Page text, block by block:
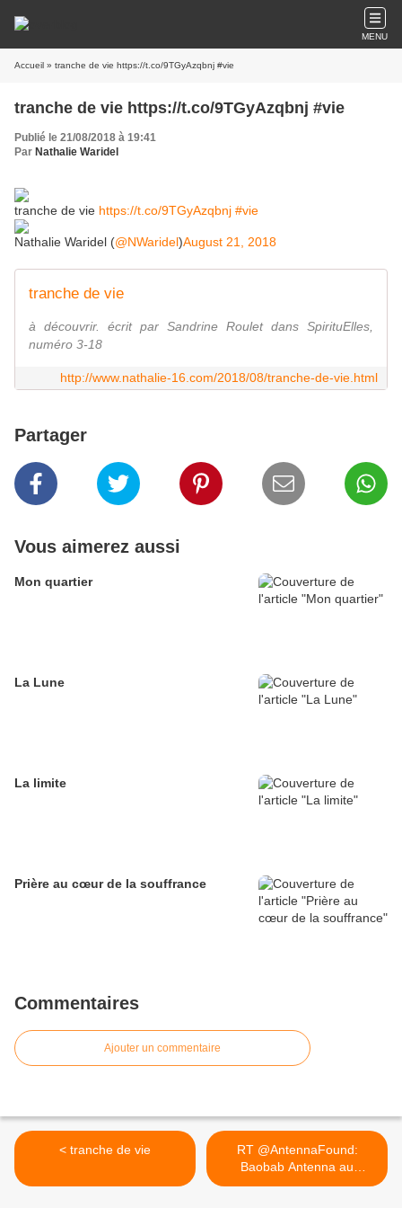
MENU
Accueil » tranche de vie https://t.co/9TGyAzqbnj #vie
tranche de vie https://t.co/9TGyAzqbnj #vie
Publié le 21/08/2018 à 19:41
Par Nathalie Waridel
tranche de vie https://t.co/9TGyAzqbnj #vie
Nathalie Waridel (@NWaridel)August 21, 2018
tranche de vie
à découvrir. écrit par Sandrine Roulet dans SpirituElles,
numéro 3-18
http://www.nathalie-16.com/2018/08/tranche-de-vie.html
Partager
Vous aimerez aussi
Mon quartier
La Lune
La limite
Prière au cœur de la souffrance
Commentaires
Ajouter un commentaire
< tranche de vie
RT @AntennaFound:
Baobab Antenna au
secours de... >